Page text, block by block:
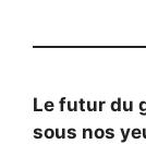
Le futur du
sous nos